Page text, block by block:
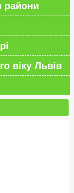
райони
віку Львів